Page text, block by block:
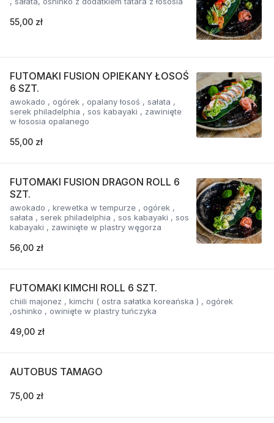
55,00 zł
FUTOMAKI FUSION OPIEKANY ŁOSOŚ
6 SZT.
awokado , ogórek , opalany łosoś , sałata ,
serek philadelphia , sos kabayaki , zawinięte
w łososia opalanego
55,00 zł
FUTOMAKI FUSION DRAGON ROLL 6
SZT.
awokado , krewetka w tempurze , ogórek ,
sałata , serek philadelphia , sos kabayaki , sos
kabayaki , zawinięte w plastry węgorza
56,00 zł
FUTOMAKI KIMCHI ROLL 6 SZT.
chiili majonez , kimchi ( ostra sałatka koreańska ) , ogórek
,oshinko , owinięte w plastry tuńczyka
49,00 zł
AUTOBUS TAMAGO
75,00 zł